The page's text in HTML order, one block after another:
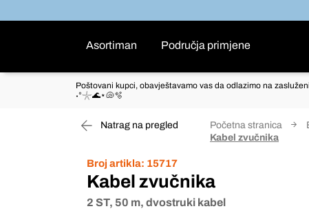
Asortiman Područja primjene
Poštovani kupci, obavještavamo vas da odlazimo na
˖°𓇼🌊⋆🐚🫧
Natrag na pregled Početna stranica
Kabel zvučnika
Broj artikla: 15717
Kabel zvučnika
2 ST, 50 m, dvostruki kabel